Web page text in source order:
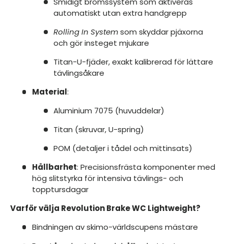
automatiskt utan extra handgrepp
Rolling In Systemsom skyddar pjäxorna
och gör insteget mjukare
Titan-U-fjäder, exakt kalibrerad för lättare
tävlingsåkare
Material:
Aluminium 7075 (huvuddelar)
Titan (skruvar, U-spring)
POM (detaljer i tådel och mittinsats)
Hållbarhet: Precisionsfrästa komponenter med
hög slitstyrka för intensiva tävlings- och
topptursdagar
Varför välja Revolution Brake WC Lightweight?
Bindningen av skimo-världscupens mästare